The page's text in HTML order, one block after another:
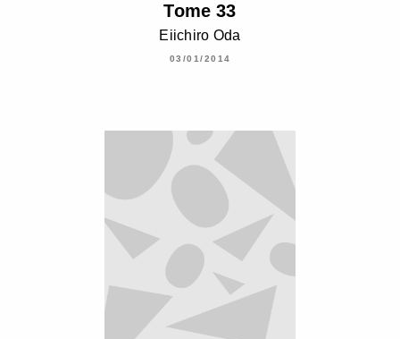
Tome 33
Eiichiro Oda
03/01/2014